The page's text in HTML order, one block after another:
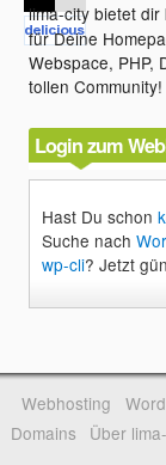
lima-city bietet dir
für Deine
Webspace, PHP,
tollen Community!
Login zum
Hast Du schon
Suche nach
wp-cli? Jetzt
Webhosting
Domains
Über